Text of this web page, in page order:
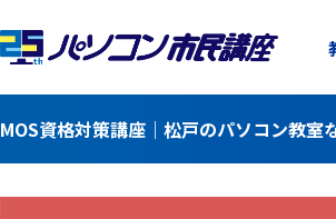
MOS資格対策講座｜松戸のパソコン教室